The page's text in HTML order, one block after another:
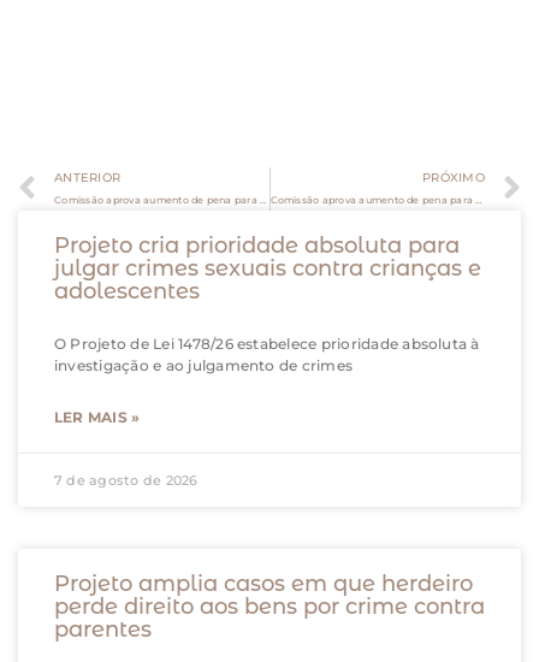
ANTERIOR PRÓXIMO
Projeto cria prioridade absoluta para
julgar crimes sexuais contra crianças e
adolescentes
O Projeto de Lei 1478/26 estabelece prioridade absoluta à
investigação e ao julgamento de crimes
LER MAIS »
7 de agosto de 2026
Projeto amplia casos em que herdeiro
perde direito aos bens por crime contra
parentes